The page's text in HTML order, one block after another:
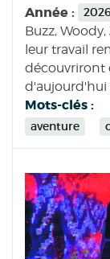
Année : 2026
Buzz,
leur travail
découvriront
d'aujourd'hui
Mots-clés :
aventure